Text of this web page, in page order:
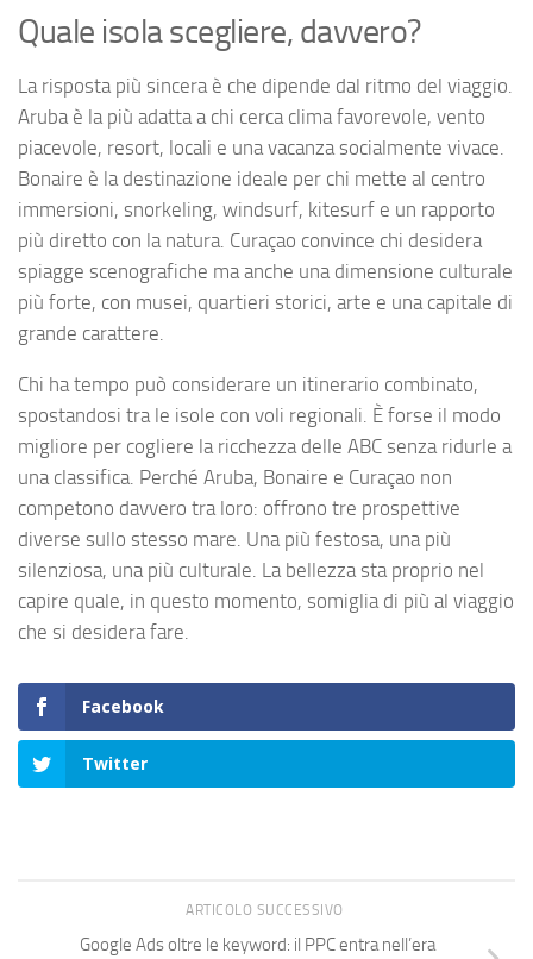
Quale isola scegliere, davvero?
La risposta più sincera è che dipende dal ritmo del viaggio.
Aruba è la più adatta a chi cerca clima favorevole, vento
piacevole, resort, locali e una vacanza socialmente vivace.
Bonaire è la destinazione ideale per chi mette al centro
immersioni, snorkeling, windsurf, kitesurf e un rapporto
più diretto con la natura. Curaçao convince chi desidera
spiagge scenografiche ma anche una dimensione culturale
più forte, con musei, quartieri storici, arte e una capitale di
grande carattere.
Chi ha tempo può considerare un itinerario combinato,
spostandosi tra le isole con voli regionali. È forse il modo
migliore per cogliere la ricchezza delle ABC senza ridurle a
una classifica. Perché Aruba, Bonaire e Curaçao non
competono davvero tra loro: offrono tre prospettive
diverse sullo stesso mare. Una più festosa, una più
silenziosa, una più culturale. La bellezza sta proprio nel
capire quale, in questo momento, somiglia di più al viaggio
che si desidera fare.
Facebook
Twitter
ARTICOLO SUCCESSIVO
Google Ads oltre le keyword: il PPC entra nell’era